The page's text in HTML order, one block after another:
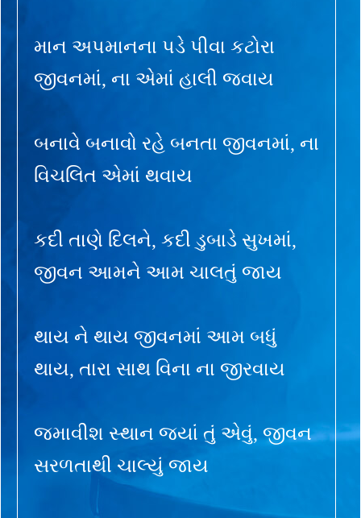
માન અપમાનના પડે પીવા કટોરા
જીવનમાં, ના એમાં હાલી જવાય
બનાવે બનાવો રહે બનતા જીવનમાં, ના
વિચલિત એમાં થવાય
કદી તાણે દિલને, કદી ડુબાડે સુખમાં,
જીવન આમને આમ ચાલતું જાય
થાય ને થાય જીવનમાં આમ બધું
થાય, તારા સાથ વિના ના જીરવાય
જમાવીશ સ્થાન જ્યાં તું એવું, જીવન
સરળતાથી ચાલ્યું જાય